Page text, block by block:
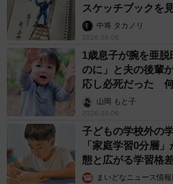
スケッチブックを
ますよ…」
中将 タカノリ
2026.08.06
1歳息子が腕を亜
のに」と夫の後輩
応し必死だった
出し…山岡 もと子
2026.08.06
子どもの学校外の
「家庭学習0分層
態と広がる学習格
まいどなニュース情報